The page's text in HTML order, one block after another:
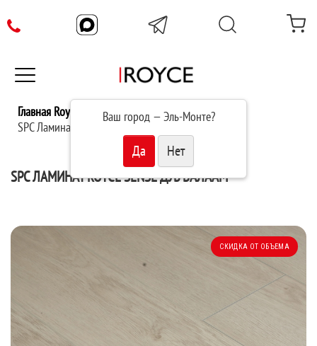
Ваш город —Эль-Монте?
Главная Royce
Каталог
SPC Ламинат Royce Sense Дуб Валаам SE721
SPC ЛАМИНАТ ROYCE SENSE ДУБ ВАЛААМ
СКИДКА ОТ ОБЪЕМА